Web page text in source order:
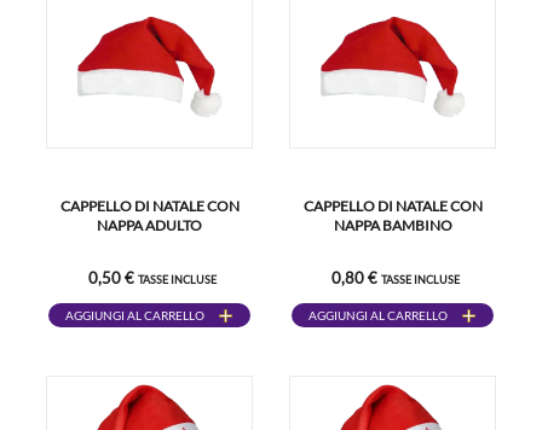
CAPPELLO DI NATALE CON
NAPPA ADULTO
0,50 € TASSE INCLUSE
AGGIUNGI AL CARRELLO
CAPPELLO DI NATALE CON
NAPPA BAMBINO
0,80 € TASSE INCLUSE
AGGIUNGI AL CARRELLO